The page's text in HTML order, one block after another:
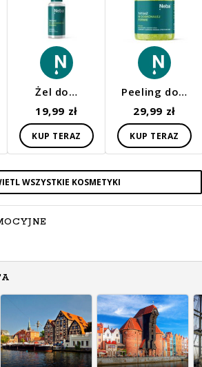
Żel do…
19,99 zł
KUP TERAZ
Peeling do…
29,99 zł
KUP TERAZ
WSZYSTKIE KOSMETYKI